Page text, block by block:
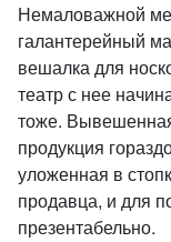
Немаловажной
галантерейный
вешалка для
театр с нее
тоже.
продукция
уложенная в
продавца, и для
презентабельно.